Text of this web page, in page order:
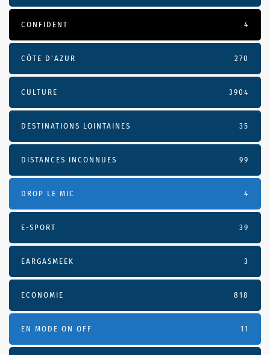
CONFIDENT 4
CÔTE D’AZUR 270
CULTURE 3904
DESTINATIONS LOINTAINES 35
DISTANCES INCONNUES 99
DROP LE MIC 4
E-SPORT 39
EARGASMEEK 3
ECONOMIE 818
EN MODE ON OFF 11